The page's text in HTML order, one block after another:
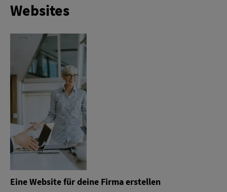
Websites
Eine Website für deine Firma erstellen